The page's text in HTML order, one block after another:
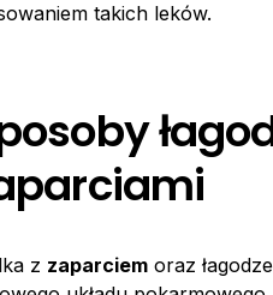
takich leków.
z zaparciem oraz